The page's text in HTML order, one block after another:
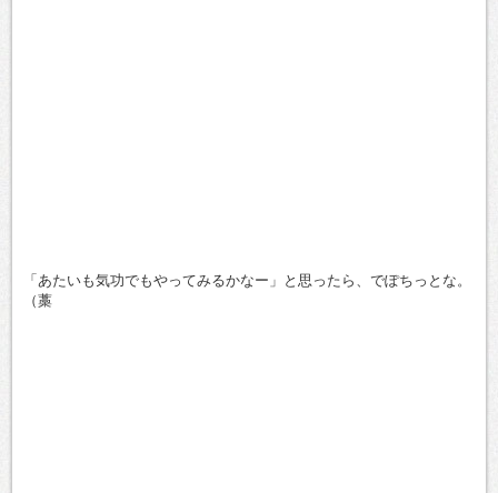
「あたいも気功でもやってみるかなー」と思ったら、でぽちっとな。
（藁